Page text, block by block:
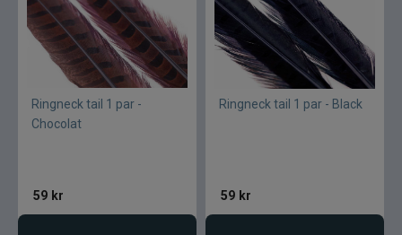
Ringneck tail 1 par -
Chocolat
59 kr
Ringneck tail 1 par - Black
59 kr